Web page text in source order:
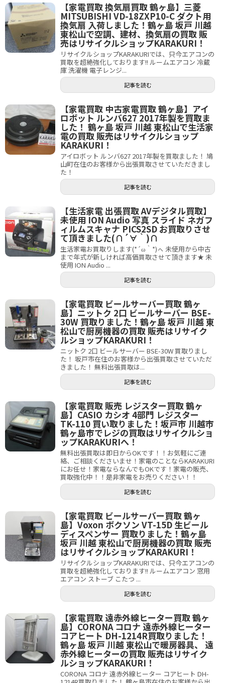
【家電買取 換気扇買取 鶴ヶ島】三菱
MITSUBISHI VD-18ZXP10-C ダクト用
換気扇 入荷しました！鶴ヶ島 坂戸 川越
東松山で空調、建材、換気扇の買取 販
売はリサイクルショップKARAKURI！
リサイクルショップKARAKURIでは、只今エアコンの
買取を超絶強化しております!! ルームエアコン 冷蔵
庫 洗濯機 電子レンジ...
記事を読む
【家電買取 中古家電買取 鶴ヶ島】アイ
ロボット ルンバ627 2017年製を買取ま
した！ 鶴ヶ島 坂戸 川越 東松山で生活家
電の買取 販売はリサイクルショップ
KARAKURI！
アイロボット ルンバ627 2017年製を買取ました！ 鳩
山町在住のお客様から出張買取させていただきまし
た！
記事を読む
【生活家電 出張買取 AVデジタル買取】
未使用 ION Audio 写真 スライド ネガフ
ィルムスキャナ PICS2SD お買取りさせ
て頂きました(∩´∀｀)∩
生活家電お買取りします(*´ω｀*)ㇸ 未使用から中古
まで年式が新しければ高価買取させて頂きます★ 未
使用 ION Audio ...
記事を読む
【家電買取 ビールサーバー買取 鶴ヶ
島】ニットク 2口 ビールサーバー BSE-
30W 買取りました！鶴ヶ島 坂戸 川越 東
松山で厨房機器の買取 販売はリサイク
ルショップKARAKURI！
ニットク 2口 ビールサーバー BSE-30W 買取りまし
た！ 坂戸市在住のお客様から出張買取させていただ
きました！ 無料出張買取は...
記事を読む
【家電買取 販売 レジスター買取 鶴ヶ
島】CASIO カシオ 4部門 レジスター
TK-110 買い取りました！坂戸市 川越市
鶴ヶ島市でレジの買取はリサイクルショ
ップKARAKURIへ！
無料出張買取は即日からOKです！！お気軽にご連
絡、ご相談くださいませ！家電のことならKARAKURI
にお任せ！家電ならなんでもOKです！家電の販売、
買取強化中！！是非家電をお売りください！！
記事を読む
【家電買取 ビールサーバー買取 鶴ヶ
島】Voxon ボクソン VT-15D 生ビール
ディスペンサー 買取りました！鶴ヶ島
坂戸 川越 東松山で厨房機器の買取 販売
はリサイクルショップKARAKURI！
リサイクルショップKARAKURIでは、只今エアコンの
買取を超絶強化しております!! ルームエアコン 窓用
エアコン ストーブ こたつ ...
記事を読む
【家電買取 遠赤外線ヒーター買取 鶴ヶ
島】CORONA コロナ 遠赤外線ヒーター
コアヒート DH-1214R買取りました！
鶴ヶ島 坂戸 川越 東松山で暖房器具、 遠
赤外線ヒーターの買取 販売はリサイク
ルショップKARAKURI！
CORONA コロナ 遠赤外線ヒーター コアヒート DH-